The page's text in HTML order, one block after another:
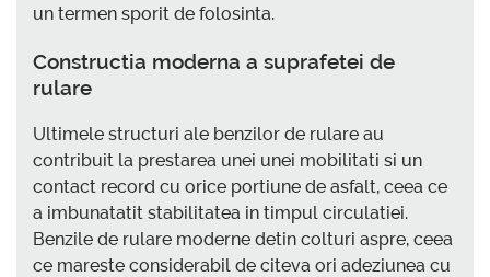
un termen sporit de folosinta.
Constructia moderna a suprafetei de
rulare
Ultimele structuri ale benzilor de rulare au
contribuit la prestarea unei unei mobilitati si un
contact record cu orice portiune de asfalt, ceea ce
a imbunatatit stabilitatea in timpul circulatiei.
Benzile de rulare moderne detin colturi aspre, ceea
ce mareste considerabil de citeva ori adeziunea cu